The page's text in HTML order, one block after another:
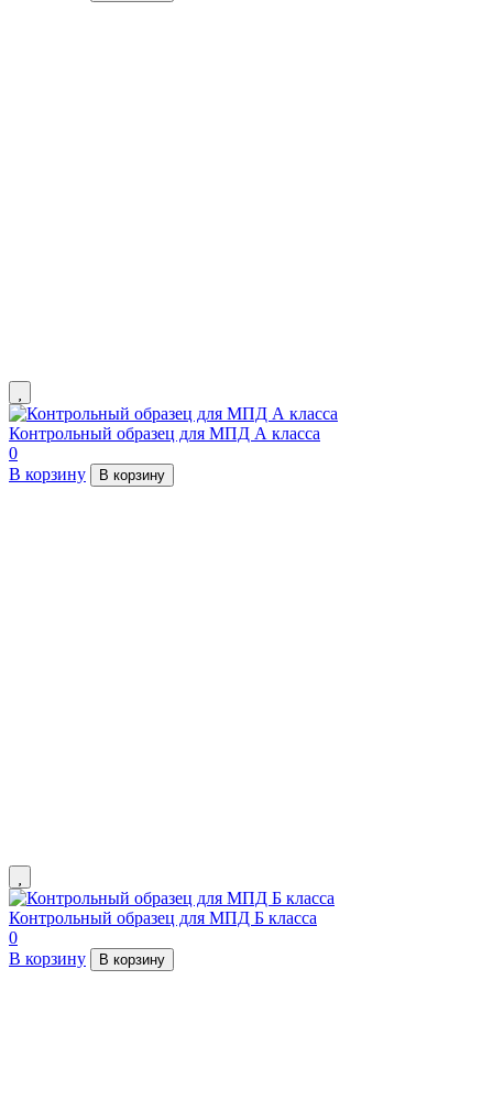
Контрольный образец для МПД А класса
0
В корзину
В корзину
Контрольный образец для МПД Б класса
0
В корзину
В корзину